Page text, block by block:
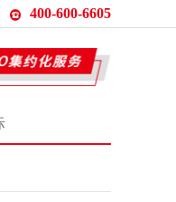
400-600-6605